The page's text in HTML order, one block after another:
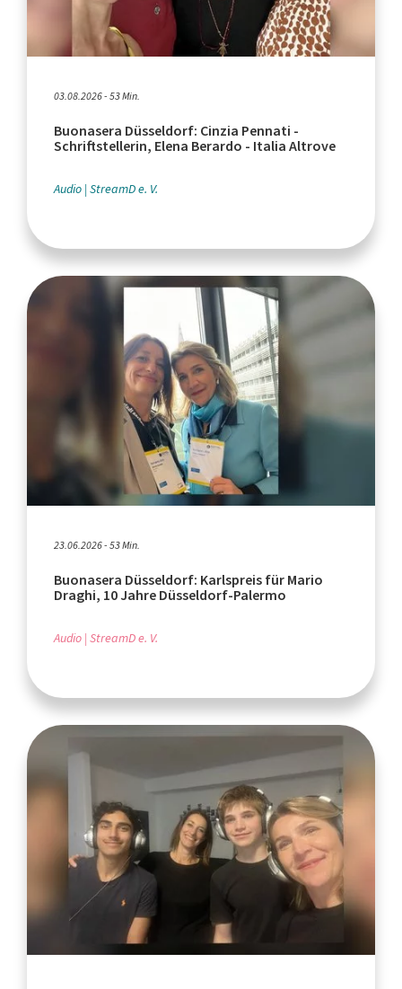
03.08.2026 - 53 Min.
Buonasera Düsseldorf: Cinzia Pennati -
Schriftstellerin, Elena Berardo - Italia Altrove
Audio StreamD e. V.
23.06.2026 - 53 Min.
Buonasera Düsseldorf: Karlspreis für Mario
Draghi, 10 Jahre Düsseldorf-Palermo
Audio StreamD e. V.